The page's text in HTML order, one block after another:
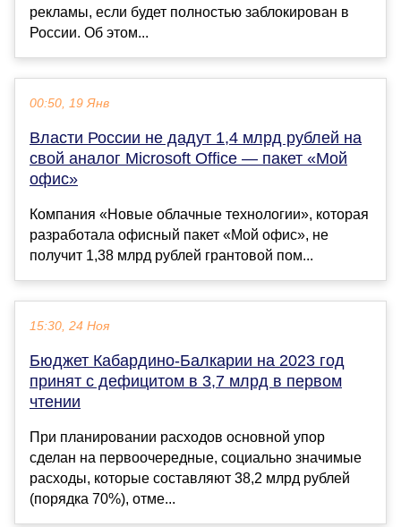
рекламы, если будет полностью заблокирован в
России. Об этом...
00:50, 19 Янв
Власти России не дадут 1,4 млрд рублей на
свой аналог Microsoft Office — пакет «Мой
офис»
Компания «Новые облачные технологии», которая
разработала офисный пакет «Мой офис», не
получит 1,38 млрд рублей грантовой пом...
15:30, 24 Ноя
Бюджет Кабардино-Балкарии на 2023 год
принят с дефицитом в 3,7 млрд в первом
чтении
При планировании расходов основной упор
сделан на первоочередные, социально значимые
расходы, которые составляют 38,2 млрд рублей
(порядка 70%), отме...